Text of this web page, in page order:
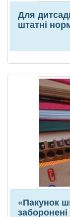
Для
штатні
«Пакунок